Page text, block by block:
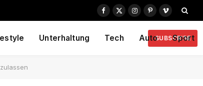
Facebook
X
Instagram
PinterestVimeo
Unterhaltung Tech Auto Sport
SUBSCRIBE